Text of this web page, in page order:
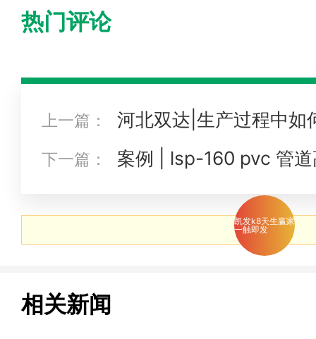
热门评论
上一篇：
河北双达|生产过程中如
度过高
下一篇： 案例 | lsp-160 pvc 管
相关新闻
凯发k8天生赢家
一触即发